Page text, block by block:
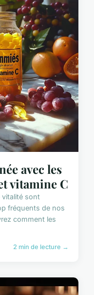
avec les
vitamine C
vitalité sont
fréquents de nos
comment les
2 min de lecture →